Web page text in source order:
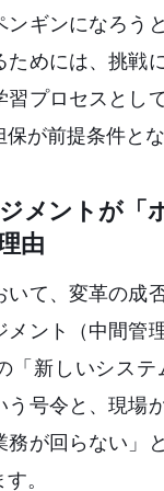
ンギンになろう
ためには、挑戦
習プロセスとし
が前提条件とな
メントが「
由
いて、変革の成
メント（中間管
「新しいシステ
う号令と、現場
務が回らない」
。